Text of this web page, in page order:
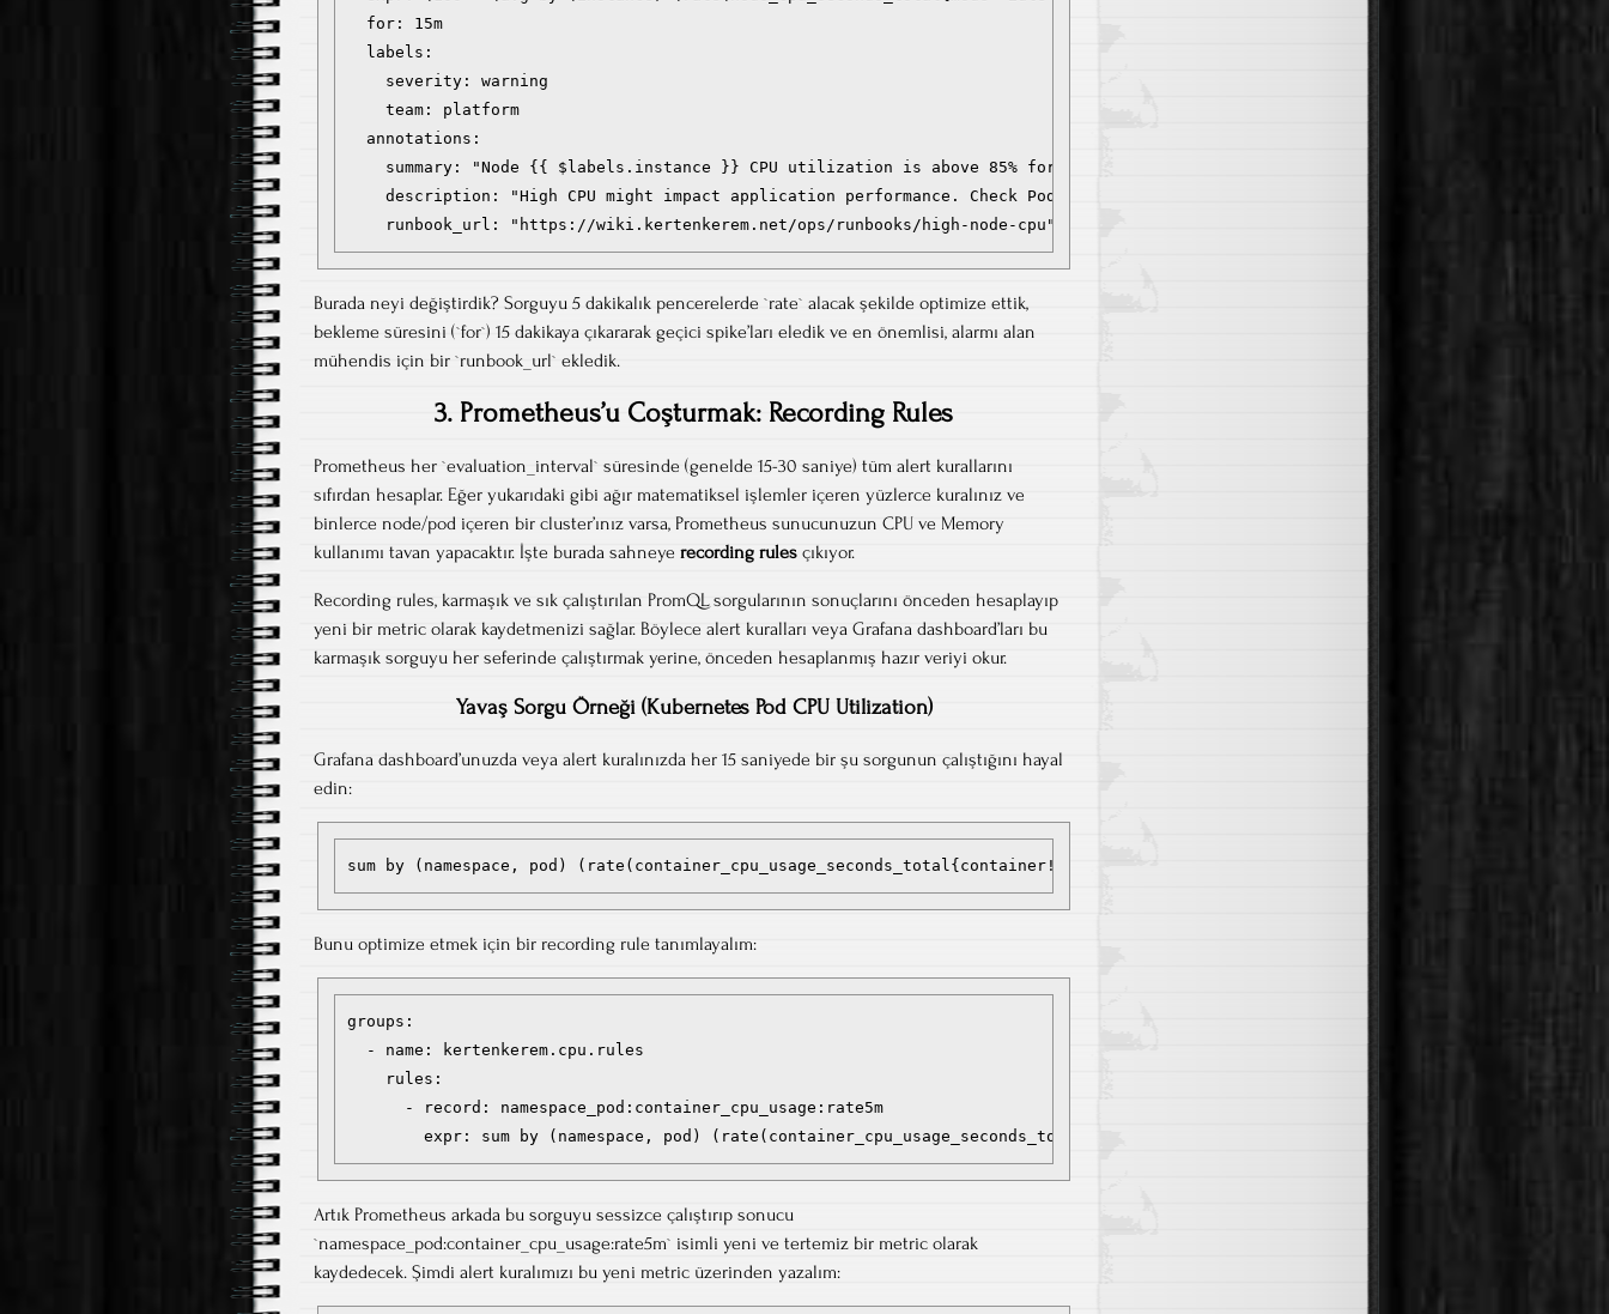
  for: 15m
  labels:
    severity: warning
    team: platform
  annotations:
    summary: "Node {{ $labels.instance }} CPU utilization is above 85% for 15 minutes."
    description: "High CPU might impact application performance. Check Pod distribution."
Burada neyi değiştirdik? Sorguyu 5 dakikalık pencerelerde `rate` alacak şekilde optimize ettik,
bekleme süresini (`for`) 15 dakikaya çıkararak geçici spike’ları eledik ve en önemlisi, alarmı alan
mühendis için bir `runbook_url` ekledik.
3. Prometheus’u Coşturmak: Recording Rules
Prometheus her `evaluation_interval` süresinde (genelde 15-30 saniye) tüm alert kurallarını
sıfırdan hesaplar. Eğer yukarıdaki gibi ağır matematiksel işlemler içeren yüzlerce kuralınız ve
binlerce node/pod içeren bir cluster’ınız varsa, Prometheus sunucunuzun CPU ve Memory
kullanımı tavan yapacaktır. İşte burada sahneye recording rules çıkıyor.
Recording rules, karmaşık ve sık çalıştırılan PromQL sorgularının sonuçlarını önceden hesaplayıp
yeni bir metric olarak kaydetmenizi sağlar. Böylece alert kuralları veya Grafana dashboard’ları bu
karmaşık sorguyu her seferinde çalıştırmak yerine, önceden hesaplanmış hazır veriyi okur.
Yavaş Sorgu Örneği (Kubernetes Pod CPU Utilization)
Grafana dashboard’unuzda veya alert kuralınızda her 15 saniyede bir şu sorgunun çalıştığını hayal
edin:
Bunu optimize etmek için bir recording rule tanımlayalım:
groups:
  - name: kertenkerem.cpu.rules
    rules:
      - record: namespace_pod:container_cpu_usage:rate5m
Artık Prometheus arkada bu sorguyu sessizce çalıştırıp sonucu
`namespace_pod:container_cpu_usage:rate5m` isimli yeni ve tertemiz bir metric olarak
kaydedecek. Şimdi alert kuralımızı bu yeni metric üzerinden yazalım: